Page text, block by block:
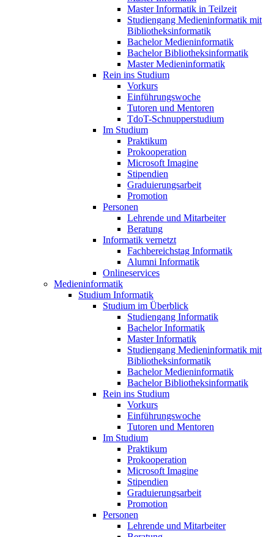
Master Informatik in Teilzeit
Studiengang Medieninformatik mit
Bibliotheksinformatik
Bachelor Medieninformatik
Bachelor Bibliotheksinformatik
Master Medieninformatik
Rein ins Studium
Vorkurs
Einführungswoche
Tutoren und Mentoren
TdoT-Schnupperstudium
Im Studium
Praktikum
Prokooperation
Microsoft Imagine
Stipendien
Graduierungsarbeit
Promotion
Personen
Lehrende und Mitarbeiter
Beratung
Informatik vernetzt
Fachbereichstag Informatik
Alumni Informatik
Onlineservices
Medieninformatik
Studium Informatik
Studium im Überblick
Studiengang Informatik
Bachelor Informatik
Master Informatik
Studiengang Medieninformatik mit
Bibliotheksinformatik
Bachelor Medieninformatik
Bachelor Bibliotheksinformatik
Rein ins Studium
Vorkurs
Einführungswoche
Tutoren und Mentoren
Im Studium
Praktikum
Prokooperation
Microsoft Imagine
Stipendien
Graduierungsarbeit
Promotion
Personen
Lehrende und Mitarbeiter